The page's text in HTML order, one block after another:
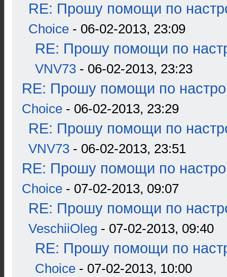
RE: Прошу помощи по
Choice - 06-02-2013, 23:09
RE: Прошу помощи по
VNV73 - 06-02-2013, 23:23
RE: Прошу помощи по
Choice - 06-02-2013, 23:29
RE: Прошу помощи по
VNV73 - 06-02-2013, 23:51
RE: Прошу помощи по
Choice - 07-02-2013, 09:07
RE: Прошу помощи по
VeschiiOleg - 07-02-2013, 09:40
RE: Прошу помощи по
Choice - 07-02-2013, 10:00